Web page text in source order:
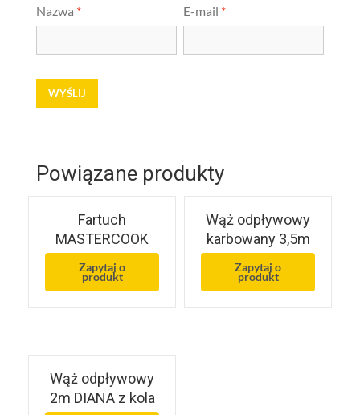
Nazwa * E-mail *
Powiązane produkty
Fartuch
MASTERCOOK
Zapytaj o
produkt
Wąż odpływowy
karbowany 3,5m
Zapytaj o
produkt
Wąż odpływowy
2m DIANA z kola